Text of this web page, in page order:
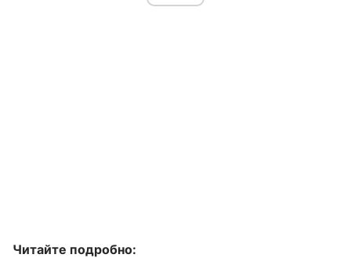
Читайте подробно: